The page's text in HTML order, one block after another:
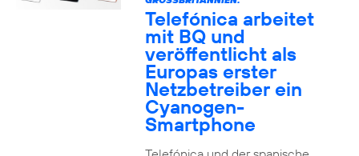
Telefónica arbeitet
mit BQ und
veröffentlicht als
Europas erster
Netzbetreiber ein
Cyanogen-
Smartphone